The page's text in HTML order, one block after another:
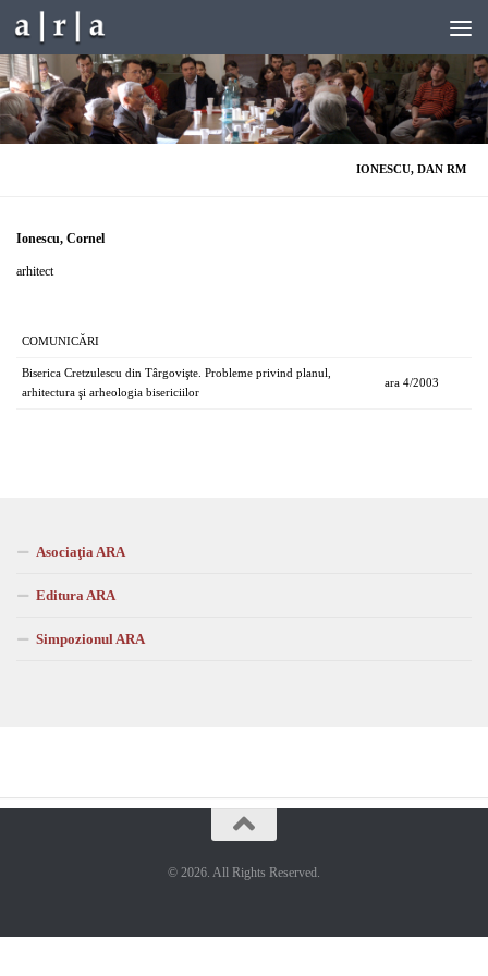
Skip to content
IONESCU, DAN RM
Ionescu, Cornel
arhitect
COMUNICĂRI
Biserica Cretzulescu din Târgovişte. Probleme privind planul,
arhitectura şi arheologia bisericiilor
ara 4/2003
Asociaţia ARA
Editura ARA
Simpozionul ARA
© 2026. All Rights Reserved.